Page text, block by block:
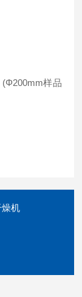
(Φ200mm样品
燥机